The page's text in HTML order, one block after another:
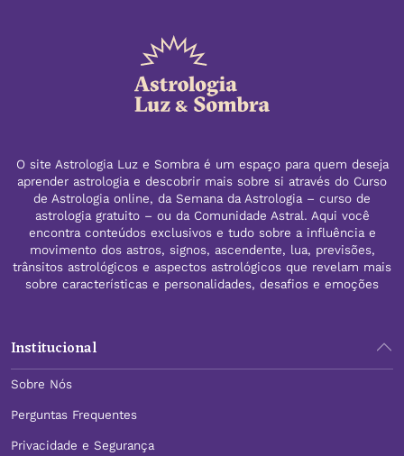
O site Astrologia Luz e Sombra é um espaço para quem deseja
aprender astrologia e descobrir mais sobre si através do Curso
de Astrologia online, da Semana da Astrologia – curso de
astrologia gratuito – ou da Comunidade Astral. Aqui você
encontra conteúdos exclusivos e tudo sobre a influência e
movimento dos astros, signos, ascendente, lua, previsões,
trânsitos astrológicos e aspectos astrológicos que revelam mais
sobre características e personalidades, desafios e emoções
Institucional
Sobre Nós
Perguntas Frequentes
Privacidade e Segurança